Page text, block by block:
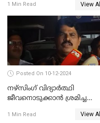
കൊലപാതകത്തില്‍
പോസ്റ്റ്‌മോർട്ടം റിപ്പോർട്ട്
1 Min Read View All
Posted On 10-12-2024
നഴ്‌സിംഗ് വിദ്യാർത്ഥി
ജീവനൊടുക്കാന്‍ ശ്രമിച്ച
മാറ്റിയതായി മൻസൂർ
1 Min Read View All